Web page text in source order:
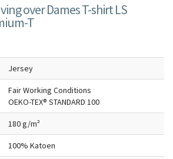
over Dames T-shirt LS
T
Jersey
Fair Working Conditions
OEKO-TEX® STANDARD 100
180 g/m²
100% Katoen